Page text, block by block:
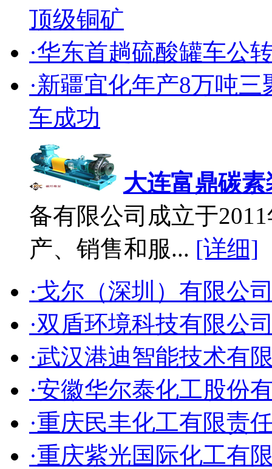
顶级铜矿
·华东首趟硫酸罐车公
·新疆宜化年产8万吨
车成功
大连富鼎碳
备有限公司成立于
产、销售和服... [详细]
·戈尔（深圳）有限公
·双盾环境科技有限公
·武汉港迪智能技术有
·安徽华尔泰化工股份
·重庆民丰化工有限责
·重庆紫光国际化工有